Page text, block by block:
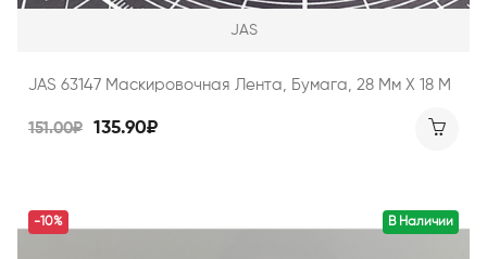
JAS
JAS 63147 Маскировочная Лента, Бумага, 28 Мм Х 18 М
151.00₽ 135.90₽
В Наличии
-10%